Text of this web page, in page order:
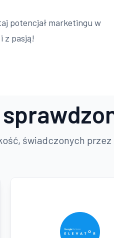
potencjał marketingu w
z pasją!
świadczonych przez